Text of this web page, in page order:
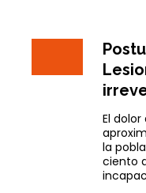
El
la
ciento